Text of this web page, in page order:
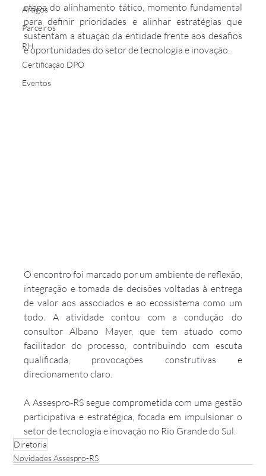
Artigos
Parceiros
RH
Certificação DPO
Eventos
etapa do alinhamento tático, momento fundamental
para definir prioridades e alinhar estratégias que
sustentam a atuação da entidade frente aos desafios
e oportunidades do setor de tecnologia e inovação.
O encontro foi marcado por um ambiente de reflexão,
integração e tomada de decisões voltadas à entrega
de valor aos associados e ao ecossistema como um
todo. A atividade contou com a condução do
consultor Albano Mayer, que tem atuado como
facilitador do processo, contribuindo com escuta
qualificada, provocações construtivas e
direcionamento claro.
A Assespro-RS segue comprometida com uma gestão
participativa e estratégica, focada em impulsionar o
setor de tecnologia e inovação no Rio Grande do Sul.
Diretoria
Novidades Assespro-RS